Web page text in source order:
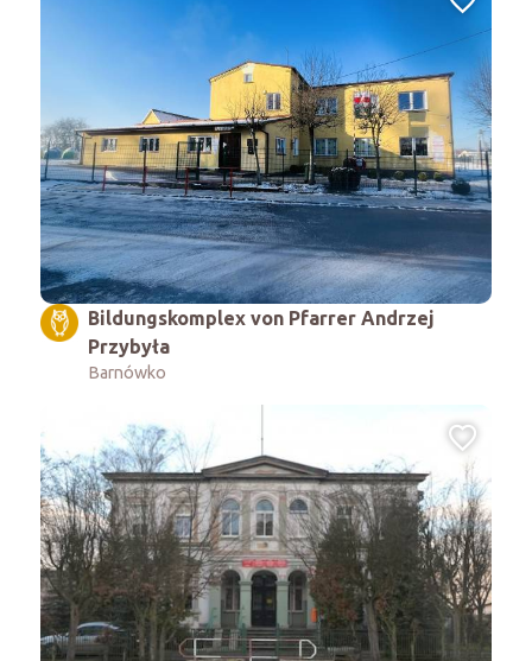
Bildungskomplex von Pfarrer Andrzej
Przybyła
Barnówko